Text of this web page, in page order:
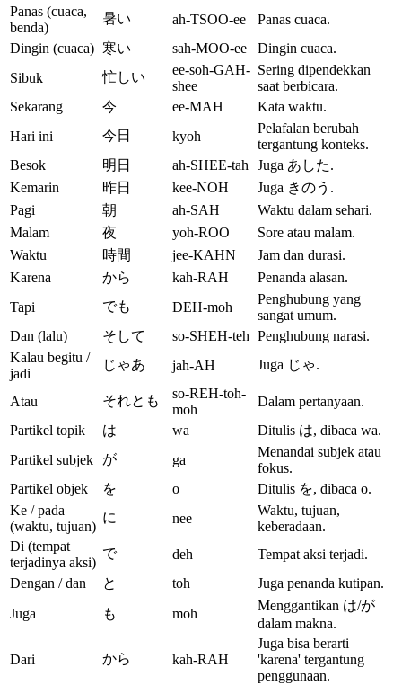
Panas (cuaca,
benda)
暑い ah-TSOO-ee
Panas cuaca.
Dingin (cuaca) 寒い sah-MOO-ee
Dingin cuaca.
Sibuk
忙しい
ee-soh-GAH-
shee
Sering dipendekkan
saat berbicara.
Sekarang
今 ee-MAH
Kata waktu.
Hari ini
今日 kyoh
Pelafalan berubah
tergantung konteks.
Besok
明日 ah-SHEE-tah
Juga あした.
Kemarin
昨日 kee-NOH
Juga きのう.
Pagi
朝 ah-SAH
Waktu dalam sehari.
Malam
夜 yoh-ROO
Sore atau malam.
Waktu
時間 jee-KAHN
Jam dan durasi.
Karena
から kah-RAH
Penanda alasan.
Tapi
でも DEH-moh
Penghubung yang
sangat umum.
Dan (lalu)
そして so-SHEH-teh Penghubung narasi.
Kalau begitu /
jadi
じゃあ jah-AH Juga じゃ.
Atau それとも
so-REH-toh-
moh
Dalam pertanyaan.
Partikel topik
は wa
Ditulis は, dibaca wa.
Partikel subjek
が ga
Menandai subjek atau
fokus.
Partikel objek
を o
Ditulis を, dibaca o.
Ke / pada
(waktu, tujuan)
に nee
Waktu, tujuan,
keberadaan.
Di (tempat
terjadinya aksi)
で deh
Tempat aksi terjadi.
Dengan / dan
と toh
Juga penanda kutipan.
Juga
も moh
Menggantikan は/が
dalam makna.
Dari から kah-RAH
Juga bisa berarti
'karena' tergantung
penggunaan.